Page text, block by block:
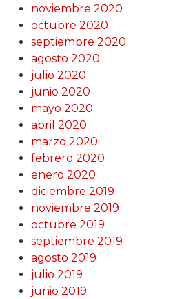
noviembre 2020
octubre 2020
septiembre 2020
agosto 2020
julio 2020
junio 2020
mayo 2020
abril 2020
marzo 2020
febrero 2020
enero 2020
diciembre 2019
noviembre 2019
octubre 2019
septiembre 2019
agosto 2019
julio 2019
junio 2019